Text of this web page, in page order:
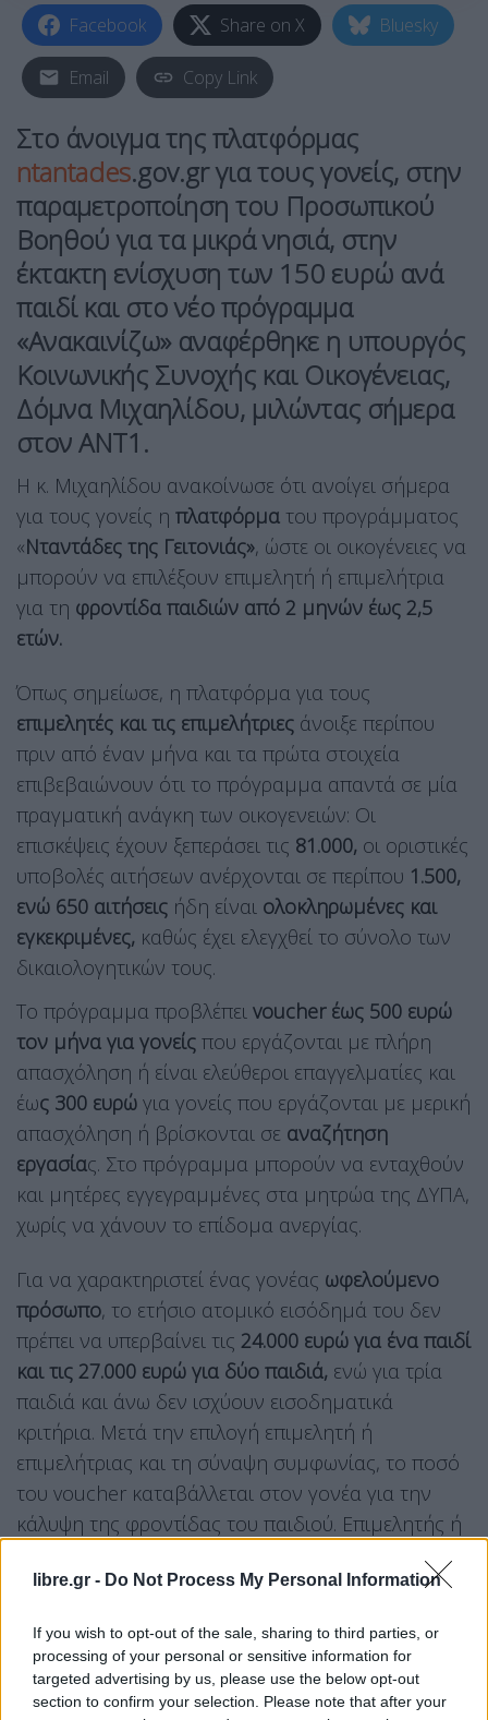
libre.gr - Do Not Process My Personal Information
If you wish to opt-out of the sale, sharing to third parties, or
processing of your personal or sensitive information for
targeted advertising by us, please use the below opt-out
section to confirm your selection. Please note that after your
Facebook Share on X Bluesky
Email Copy Link
Στο άνοιγμα της πλατφόρμας
ntantades.gov.gr για τους γονείς, στην
παραμετροποίηση του Προσωπικού
Βοηθού για τα μικρά νησιά, στην
έκτακτη ενίσχυση των 150 ευρώ ανά
παιδί και στο νέο πρόγραμμα
«Ανακαινίζω» αναφέρθηκε η υπουργός
Κοινωνικής Συνοχής και Οικογένειας,
Δόμνα Μιχαηλίδου, μιλώντας σήμερα
στον ΑΝΤ1.
Η κ. Μιχαηλίδου ανακοίνωσε ότι ανοίγει σήμερα
για τους γονείς η πλατφόρμα του προγράμματος
«Νταντάδες της Γειτονιάς», ώστε οι οικογένειες να
μπορούν να επιλέξουν επιμελητή ή επιμελήτρια
για τη φροντίδα παιδιών από 2 μηνών έως 2,5
ετών.
Όπως σημείωσε, η πλατφόρμα για τους
επιμελητές και τις επιμελήτριες άνοιξε περίπου
πριν από έναν μήνα και τα πρώτα στοιχεία
επιβεβαιώνουν ότι το πρόγραμμα απαντά σε μία
πραγματική ανάγκη των οικογενειών: Οι
επισκέψεις έχουν ξεπεράσει τις 81.000, οι οριστικές
υποβολές αιτήσεων ανέρχονται σε περίπου 1.500,
ενώ 650 αιτήσεις ήδη είναι ολοκληρωμένες και
εγκεκριμένες, καθώς έχει ελεγχθεί το σύνολο των
δικαιολογητικών τους.
Το πρόγραμμα προβλέπει voucher έως 500 ευρώ
τον μήνα για γονείς που εργάζονται με πλήρη
απασχόληση ή είναι ελεύθεροι επαγγελματίες και
έως 300 ευρώ για γονείς που εργάζονται με μερική
απασχόληση ή βρίσκονται σε αναζήτηση
εργασίας. Στο πρόγραμμα μπορούν να ενταχθούν
και μητέρες εγγεγραμμένες στα μητρώα της ΔΥΠΑ,
χωρίς να χάνουν το επίδομα ανεργίας.
Για να χαρακτηριστεί ένας γονέας ωφελούμενο
πρόσωπο, το ετήσιο ατομικό εισόδημά του δεν
πρέπει να υπερβαίνει τις 24.000 ευρώ για ένα παιδί
και τις 27.000 ευρώ για δύο παιδιά, ενώ για τρία
παιδιά και άνω δεν ισχύουν εισοδηματικά
κριτήρια. Μετά την επιλογή επιμελητή ή
επιμελήτριας και τη σύναψη συμφωνίας, το ποσό
του voucher καταβάλλεται στον γονέα για την
κάλυψη της φροντίδας του παιδιού. Επιμελητής ή
επιμελήτρια μπορεί να είναι και πρόσωπο από το
οικείο περιβάλλον της οικογένειας, όπως η γιαγιά,
και έχει ενταχθεί στο Μητρώο. Κάθε επιμελητής ή
επιμελήτρια μπορεί να φροντίζει ταυτόχρονα έως
τρία παιδιά.